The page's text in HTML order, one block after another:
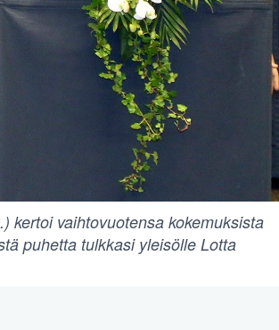
kertoi vaihtovuotensa kokemuksista
puhetta tulkkasi yleisölle Lotta